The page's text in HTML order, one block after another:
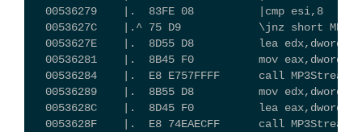
00536279    |.  83FE 08          |cmp esi,8
0053627C    |.^ 75 D9            \jnz short
0053627E    |.  8D55 D8          lea edx,dword
00536281    |.  8B45 F0          mov
00536284    |.  E8 E757FFFF      call
00536289    |.  8B55 D8          mov
0053628C    |.  8D45 F0          lea eax,dword
0053628F    |.  E8 74EAECFF      call